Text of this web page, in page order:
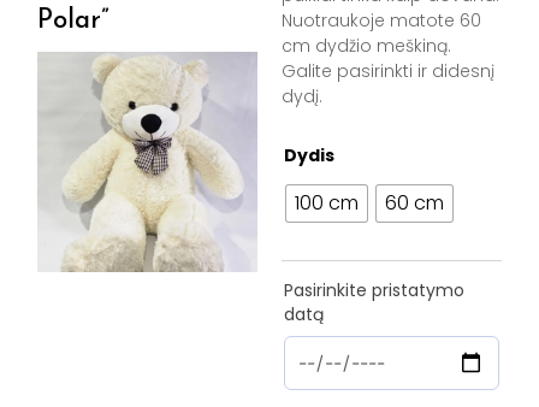
Polar”
Nuotraukoje matote 60
cm dydžio meškiną.
Galite pasirinkti ir didesnį
dydį.
Dydis
100 cm 60 cm
Pasirinkite pristatymo
datą
produkto
Dovanėlė
"Teddy